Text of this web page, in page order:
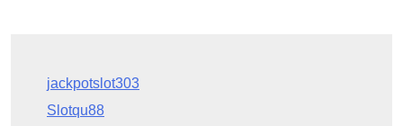
Slotqu88